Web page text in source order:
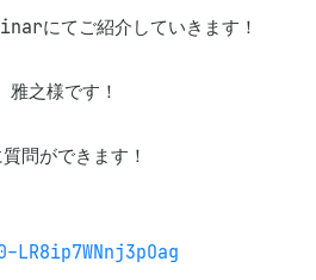
にてご紹介していきます！
之様です！
問ができます！